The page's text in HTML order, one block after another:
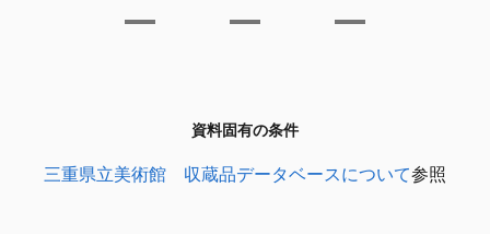
資料固有の条件
三重県立美術館 収蔵品データベースについて参照